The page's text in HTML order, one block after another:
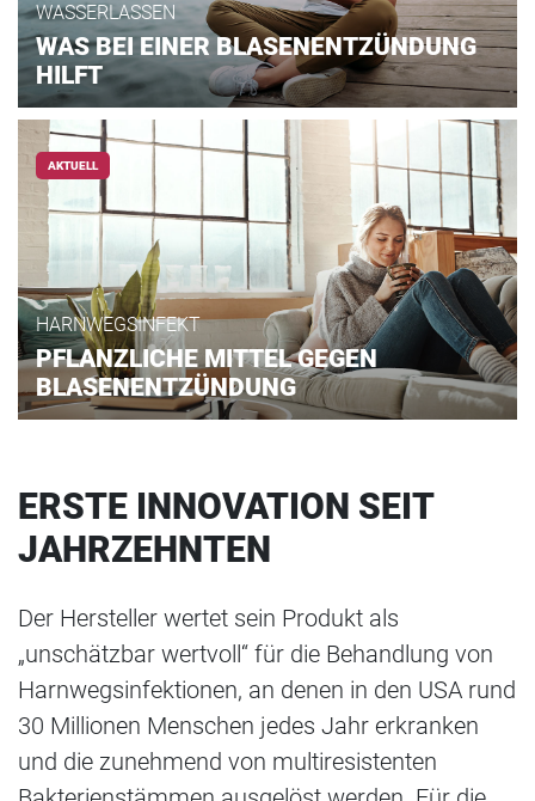
WASSERLASSEN
WAS BEI EINER BLASENENTZÜNDUNG
HILFT
AKTUELL
HARNWEGSINFEKT
PFLANZLICHE MITTEL GEGEN
BLASENENTZÜNDUNG
ERSTE INNOVATION SEIT
JAHRZEHNTEN
Der Hersteller wertet sein Produkt als
„unschätzbar wertvoll“ für die Behandlung von
Harnwegsinfektionen, an denen in den USA rund
30 Millionen Menschen jedes Jahr erkranken
und die zunehmend von multiresistenten